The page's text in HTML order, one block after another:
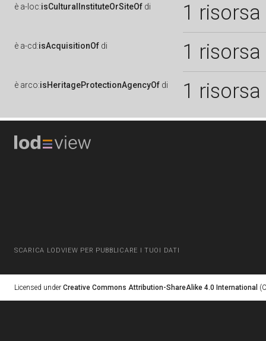
è a-loc:isCulturalInstituteOrSiteOf di 1 risorsa
è a-cd:isAcquisitionOf di 1 risorsa
è arco:isHeritageProtectionAgencyOf di 1 risorsa
SCARICA LODVIEW PER PUBBLICARE I TUOI DATI
Licensed under Creative Commons Attribution-ShareAlike 4.0 International